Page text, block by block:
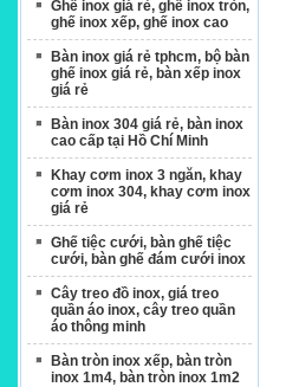
G008: Ghế inox xếp 6 song .
GX26: Ghế inox xếp nệm .
Căn Tin CTY Cổ Phần May Phong
Lan - Hóc Môn
Ghế inox giá rẻ, ghế inox tròn,
ghế inox xếp, ghế inox cao
Bàn inox giá rẻ tphcm, bộ bàn
ghế inox giá rẻ, bàn xếp inox
giá rẻ
Bàn inox 304 giá rẻ, bàn inox
cao cấp tại Hồ Chí Minh
Khay cơm inox 3 ngăn, khay
cơm inox 304, khay cơm inox
giá rẻ
Ghế tiệc cưới, bàn ghế tiệc
cưới, bàn ghế đám cưới inox
Cây treo đồ inox, giá treo
quần áo inox, cây treo quần
áo thông minh
Bàn tròn inox xếp, bàn tròn
inox 1m4, bàn tròn inox 1m2